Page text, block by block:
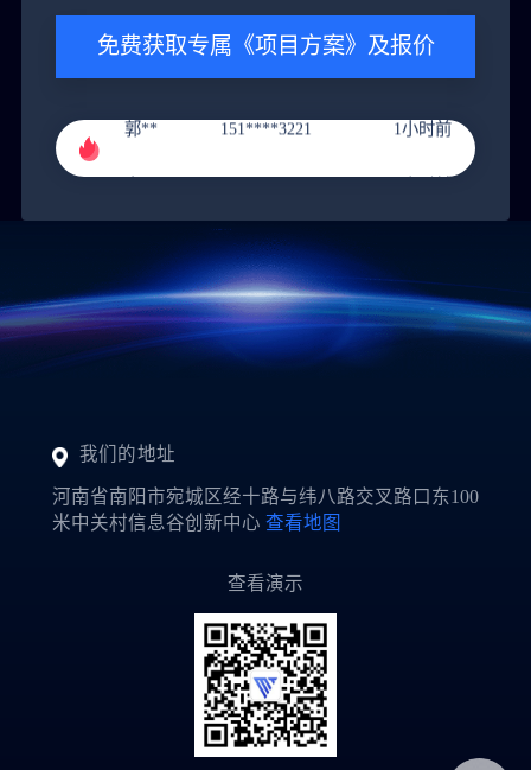
免费获取专属《项目方案》及报价
黄** 151****9288 4小时前
151****9288
郭** 151****3221 1小时前
我们的地址
河南省南阳市宛城区经十路与纬八路交叉路口东100
米中关村信息谷创新中心 查看地图
查看演示